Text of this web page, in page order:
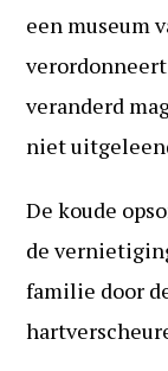
een museum
veranderd
niet
De koude
de
familie door